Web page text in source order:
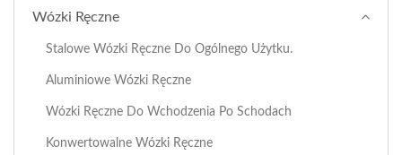
Wózki Ręczne
Stalowe Wózki Ręczne Do Ogólnego Użytku.
Aluminiowe Wózki Ręczne
Wózki Ręczne Do Wchodzenia Po Schodach
Konwertowalne Wózki Ręczne